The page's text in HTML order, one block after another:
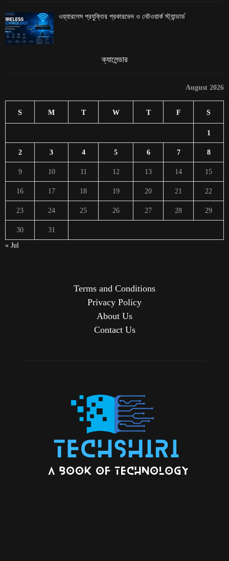
ওয়্যারলেস প্রযুক্তির প্রকারভেদ ও নেটওয়ার্ক স্ট্যান্ডার্ড
ক্যালেন্ডার
August 2026
S M T W T F S
1
2 3 4 5 6 7 8
9 10 11 12 13 14 15
16 17 18 19 20 21 22
23 24 25 26 27 28 29
30
31
« Jul
Terms and Conditions
Privacy Policy
About Us
Contact Us